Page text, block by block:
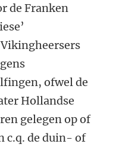
de Franken
ofwel de
Hollandse
gelegen op of
c.q. de duin- of